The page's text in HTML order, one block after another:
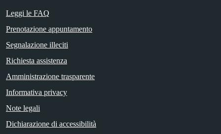
Leggi le FAQ
Prenotazione appuntamento
Segnalazione illeciti
Richiesta assistenza
Amministrazione trasparente
Informativa privacy
Note legali
Dichiarazione di accessibilità